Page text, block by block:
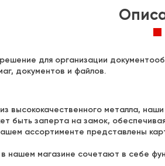
для организации
документов и файлов.
высококачественного металла,
быть заперта на замок,
ассортименте представлены
нашем магазине сочетают в себе